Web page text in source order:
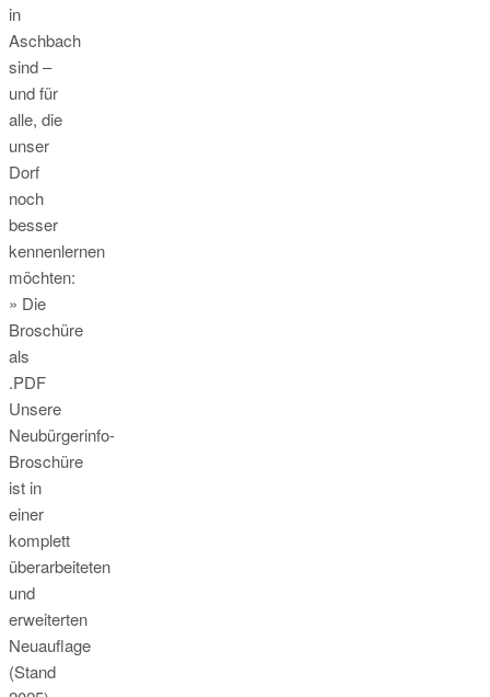
in
Aschbach
sind –
und für
alle, die
unser
Dorf
noch
besser
kennenlernen
möchten:
» Die
Broschüre
als
.PDF
Unsere
Neubürgerinfo-
Broschüre
ist in
einer
komplett
überarbeiteten
und
erweiterten
Neuauflage
(Stand